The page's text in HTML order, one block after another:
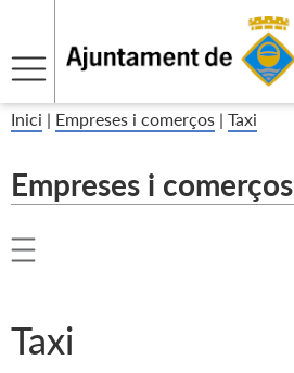
Inici | Empreses i comerços | Taxi
Empreses i comerços
Taxi